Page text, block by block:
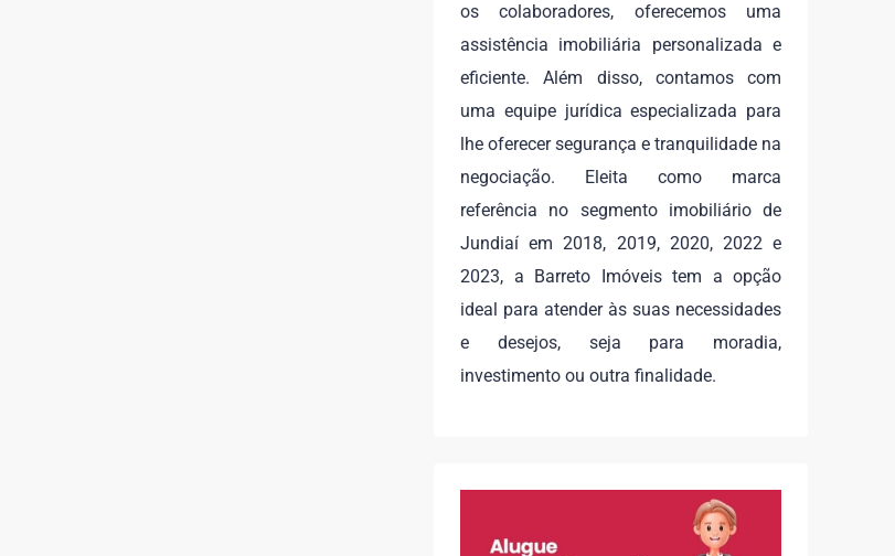
os colaboradores, oferecemos uma
assistência imobiliária personalizada e
eficiente. Além disso, contamos com
uma equipe jurídica especializada para
lhe oferecer segurança e tranquilidade na
negociação. Eleita como marca
referência no segmento imobiliário de
Jundiaí em 2018, 2019, 2020, 2022 e
2023, a Barreto Imóveis tem a opção
ideal para atender às suas necessidades
e desejos, seja para moradia,
investimento ou outra finalidade.